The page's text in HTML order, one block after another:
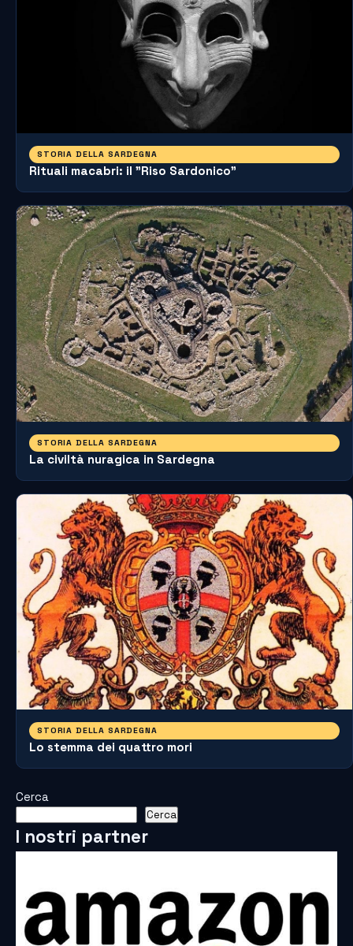
STORIA DELLA SARDEGNA
Rituali macabri: il "Riso Sardonico"
STORIA DELLA SARDEGNA
La civiltà nuragica in Sardegna
STORIA DELLA SARDEGNA
Lo stemma dei quattro mori
Cerca
Cerca
I nostri partner